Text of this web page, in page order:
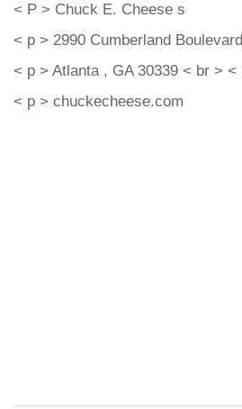
< P > Chuck E. Cheese s
< p > 2990 Cumberland
< p > Atlanta , GA 30339 < br > <
< p > chuckecheese.com